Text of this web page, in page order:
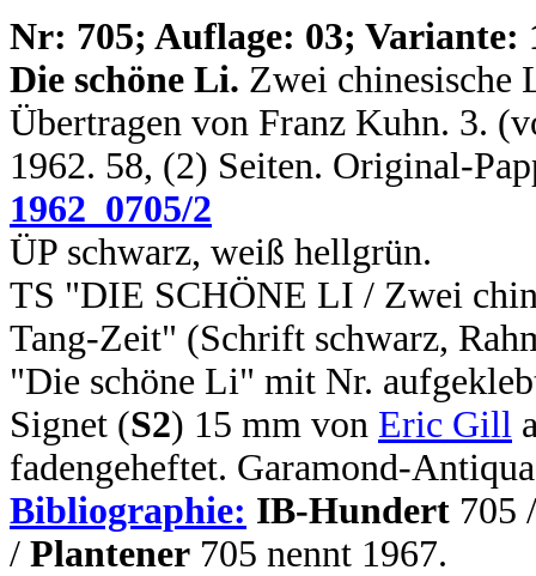
Nr: 705; Auflage: 03; Variante:
Die schöne Li. Zwei chinesische
Übertragen von Franz Kuhn. 3.
1962. 58, (2) Seiten. Original-
1962_0705/2
ÜP schwarz, weiß hellgrün.
TS "DIE SCHÖNE LI / Zwei
Tang-Zeit" (Schrift schwarz,
"Die schöne Li" mit Nr.
Signet (S2) 15 mm von Eric Gill
fadengeheftet. Garamond-
Bibliographie: IB-Hundert 705
/ Plantener 705 nennt 1967.